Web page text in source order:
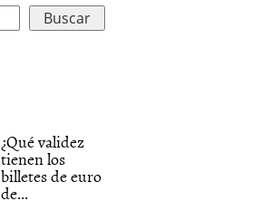
¿Qué validez
tienen los
billetes de euro
de...